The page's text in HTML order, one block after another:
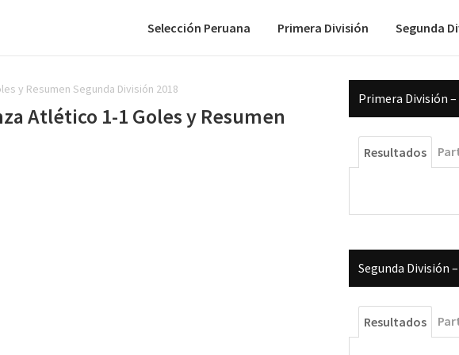
Selección Peruana Primera División Segunda
y Resumen Segunda División 2018
Atlético 1-1 Goles y Resumen
Barra
lateral
principal
Primera División
Resultados
Segunda División
Resultados